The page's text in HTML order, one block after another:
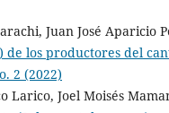
Juan José Aparicio
de los productores del
2 (2022)
Larico, Joel Moisés